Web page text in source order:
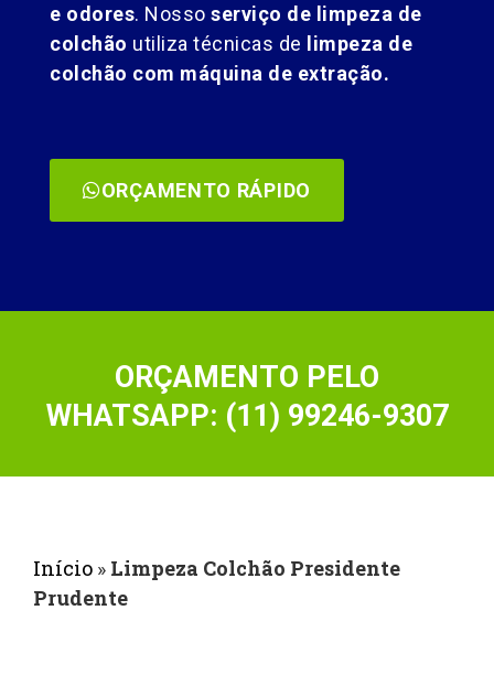
e odores. Nosso serviço de limpeza de
colchão utiliza técnicas de limpeza de
colchão com máquina de extração.
ORÇAMENTO RÁPIDO
ORÇAMENTO PELO
WHATSAPP: (11) 99246-9307
Início » Limpeza Colchão Presidente
Prudente